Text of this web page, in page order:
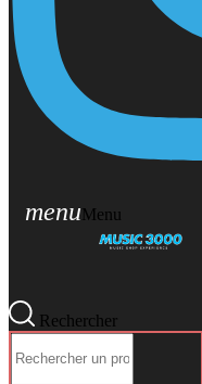
menuMenu
Rechercher